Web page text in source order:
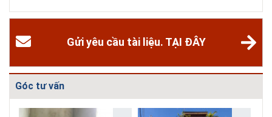
Gửi yêu cầu tài liệu. TẠI ĐÂY
Góc tư vấn